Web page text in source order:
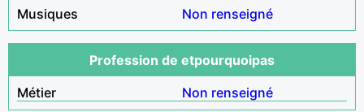
Musiques
Non renseigné
Profession de etpourquoipas
Métier
Non renseigné